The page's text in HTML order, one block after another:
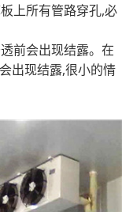
上所有管路穿孔,必
前会出现结露。在
出现结露,很小的情